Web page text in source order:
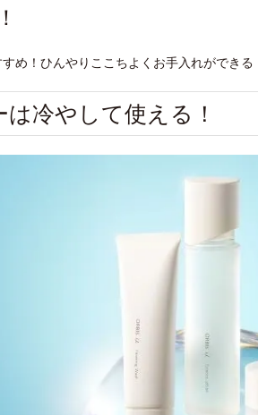
め！ひんやりここちよくお手入れができる
冷やして使える！